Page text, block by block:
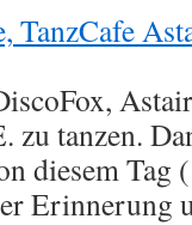
TanzCafe
zu tanzen.
diesem Tag
Erinnerung